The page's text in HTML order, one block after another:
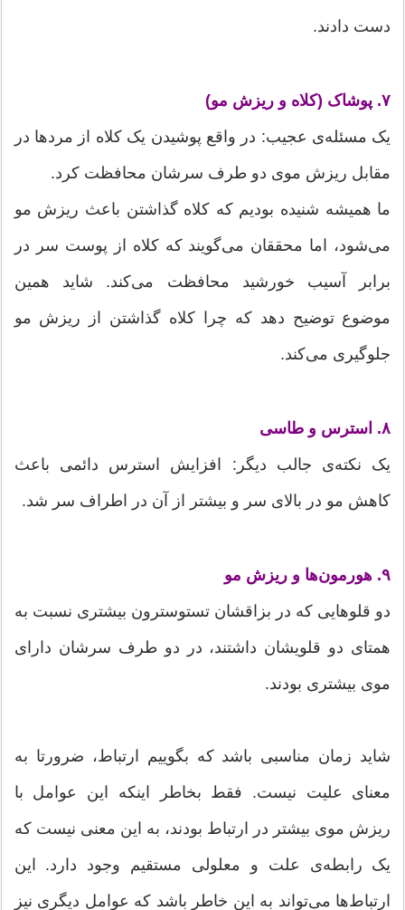
دست دادند.
۷. پوشاک (کلاه و ریزش مو)
یک مسئله‌ی عجیب: در واقع پوشیدن یک کلاه از مردها در
مقابل ریزش موی دو طرف سرشان محافظت کرد.
ما همیشه شنیده بودیم که کلاه گذاشتن باعث ریزش مو
می‌شود، اما محققان می‌گویند که کلاه از پوست سر در
برابر آسیب خورشید محافظت می‌کند. شاید همین
موضوع توضیح دهد که چرا کلاه گذاشتن از ریزش مو
جلوگیری می‌کند.
۸. استرس و طاسی
یک نکته‌ی جالب دیگر: افزایش استرس دائمی باعث
کاهش مو در بالای سر و بیشتر از آن در اطراف سر شد.
۹. هورمون‌ها و ریزش مو
دو قلوهایی که در بزاقشان تستوسترون بیشتری نسبت به
همتای دو قلویشان داشتند، در دو طرف سرشان دارای
موی بیشتری بودند.
شاید زمان مناسبی باشد که بگوییم ارتباط، ضرورتا به
معنای علیت نیست. فقط بخاطر اینکه این عوامل با
ریزش موی بیشتر در ارتباط بودند، به این معنی نیست که
یک رابطه‌ی علت و معلولی مستقیم وجود دارد. این
ارتباط‌ها می‌تواند به این خاطر باشد که عوامل دیگری نیز